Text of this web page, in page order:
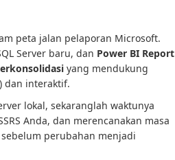
peta jalan pelaporan Microsoft.
Server baru, dan Power BI Report
yang mendukung
dan interaktif.
lokal, sekaranglah waktunya
Anda, dan merencanakan masa
perubahan menjadi